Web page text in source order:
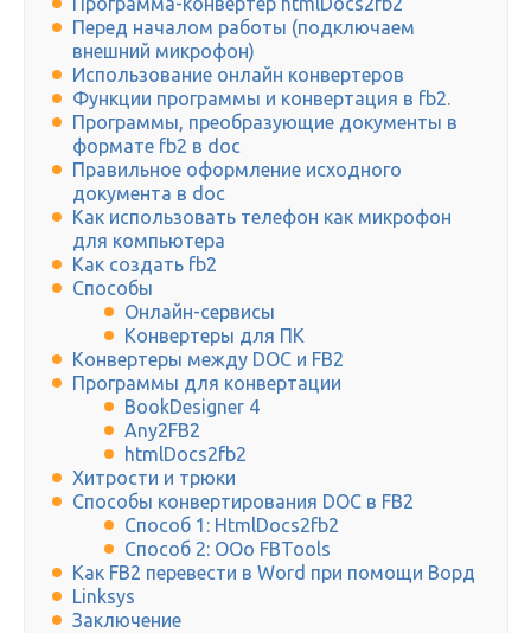
Перед началом работы (подключаем
внешний микрофон)
Использование онлайн конвертеров
Функции программы и конвертация в fb2.
Программы, преобразующие документы в
формате fb2 в doc
Правильное оформление исходного
документа в doc
Как использовать телефон как микрофон
для компьютера
Как создать fb2
Способы
Онлайн-сервисы
Конвертеры для ПК
Конвертеры между DOC и FB2
Программы для конвертации
BookDesigner 4
Any2FB2
htmlDocs2fb2
Хитрости и трюки
Способы конвертирования DOC в FB2
Способ 1: HtmlDocs2fb2
Способ 2: OOo FBTools
Как FB2 перевести в Word при помощи Ворд
Linksys
Заключение